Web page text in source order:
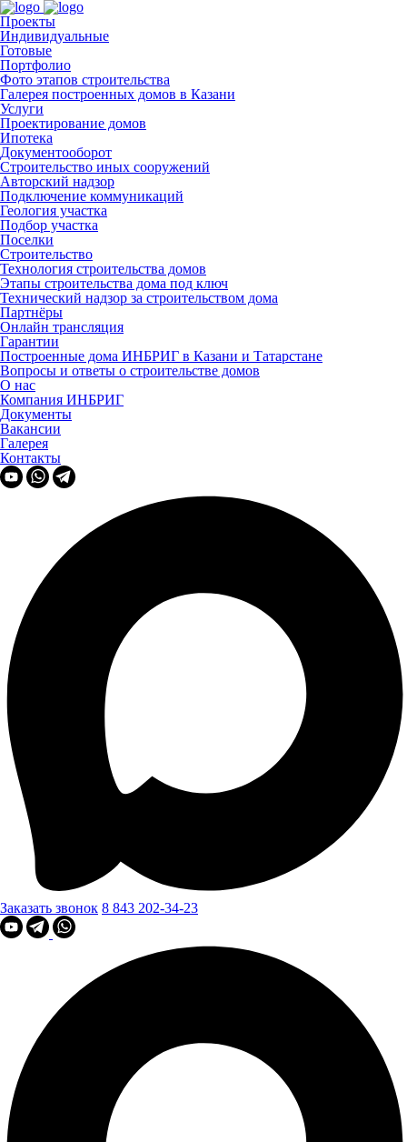
Проекты
Индивидуальные
Готовые
Портфолио
Фото этапов строительства
Галерея построенных домов в Казани
Услуги
Проектирование домов
Ипотека
Документооборот
Строительство иных сооружений
Авторский надзор
Подключение коммуникаций
Геология участка
Подбор участка
Поселки
Строительство
Технология строительства домов
Этапы строительства дома под ключ
Технический надзор за строительством дома
Партнёры
Онлайн трансляция
Гарантии
Построенные дома ИНБРИГ в Казани и Татарстане
Вопросы и ответы о строительстве домов
О нас
Компания ИНБРИГ
Документы
Вакансии
Галерея
Контакты
Заказать звонок 8 843 202-34-23